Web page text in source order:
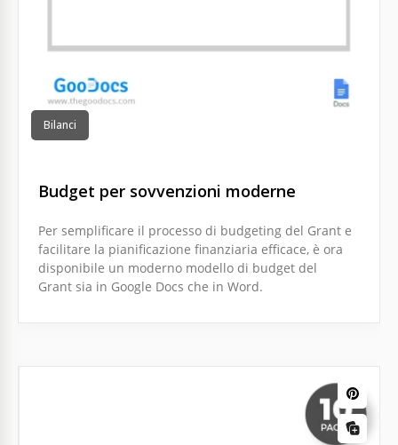
Bilanci
Budget per sovvenzioni moderne
Per semplificare il processo di budgeting del Grant e
facilitare la pianificazione finanziaria efficace, è ora
disponibile un moderno modello di budget del
Grant sia in Google Docs che in Word.